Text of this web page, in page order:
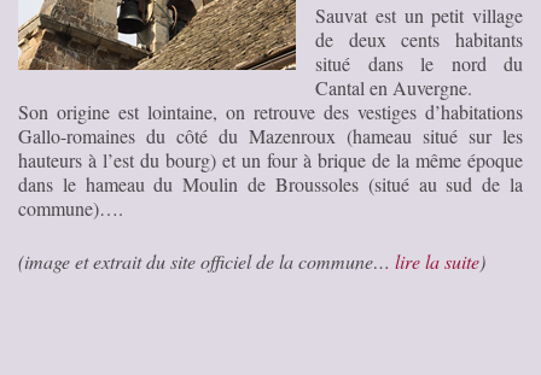
Sauvat est un petit village
de deux cents habitants
situé dans le nord du
Cantal en Auvergne.
Son origine est lointaine, on retrouve des vestiges d’habitations
Gallo-romaines du côté du Mazenroux (hameau situé sur les
hauteurs à l’est du bourg) et un four à brique de la même époque
dans le hameau du Moulin de Broussoles (situé au sud de la
commune)….
(image et extrait du site officiel de la commune… lire la suite)